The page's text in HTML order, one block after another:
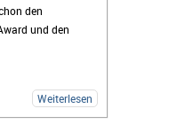
den
und den
Weiterlesen